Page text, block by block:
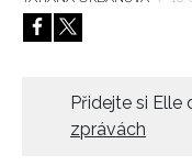
HOME
Přidejte si Elle
zprávách